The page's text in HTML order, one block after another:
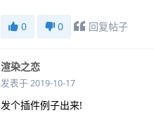
0 0 回复帖子
渲染之恋
发表于 2019-10-17
发个插件例子出来!